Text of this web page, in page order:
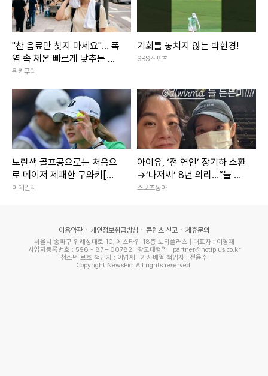
"찬 음료만 찾지 마세요"… 폭
염 속 체온 빠르게 낮추는 법
은?
위키푸디
기회를 놓치지 않는 박현경!
SBS스포츠
노란색 골프공으로는 처음으
로 메이저 제패한 구와키[챔
피언스클럽]
이데일리
아이유, ‘전 연인’ 장기하 소환
→‘나저씨’ 8년 의리…“늘 든
든” [SD톡톡]
스포츠동아
이용약관 개인정보취급방침 콘텐츠 신고 제휴문의
서울시 송파구 위례성대로 10, 에스타워 18층 노티플러스 | 대표자 : 이영재
사업자등록번호 : 596 - 87 – 00782 | 광고대행업 | partner@notiplus.co.kr
청소년 보호 책임자 : 이영재 | 기사배열 책임자 : 전윤수
Copyright NewsPic. All rights reserved.